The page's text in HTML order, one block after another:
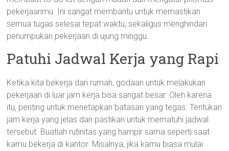
pekerjaanmu. Ini sangat membantu untuk memastikan
semua tugas selesai tepat waktu, sekaligus menghindari
penumpukan pekerjaan di ujung minggu.
Patuhi Jadwal Kerja yang Rapi
Ketika kita bekerja dari rumah, godaan untuk melakukan
pekerjaan di luar jam kerja bisa sangat besar. Oleh karena
itu, penting untuk menetapkan batasan yang tegas. Tentukan
jam kerja yang jelas dan pastikan untuk mematuhi jadwal
tersebut. Buatlah rutinitas yang hampir sama seperti saat
kamu bekerja di kantor. Misalnya, jika kamu biasa mulai